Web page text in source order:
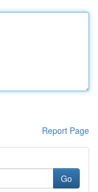
Report Page
Go